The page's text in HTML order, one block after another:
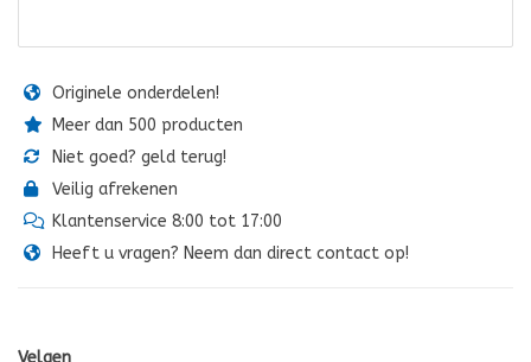
Originele onderdelen!
Meer dan 500 producten
Niet goed? geld terug!
Veilig afrekenen
Klantenservice 8:00 tot 17:00
Heeft u vragen? Neem dan direct contact op!
Velgen